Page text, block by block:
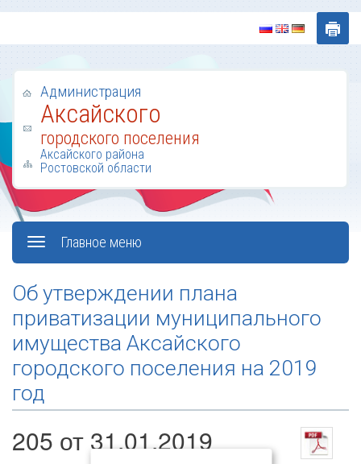
Администрация
Аксайского
городского поселения
Аксайского района
Ростовской области
Главное меню
Об утверждении плана
приватизации муниципального
имущества Аксайского
городского поселения на 2019
год
205 от 31.01.2019